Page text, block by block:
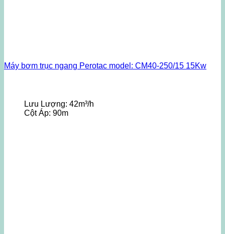
Máy bơm trục ngang Perotac model: CM40-250/15 15Kw
Lưu Lượng: 42m³/h
Cột Áp: 90m